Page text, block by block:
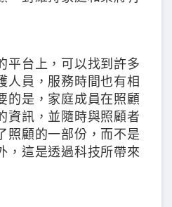
平台上，可以找到許多
人員，服務時間也有相
的是，家庭成員在照顧
資訊，並隨時與照顧者
照顧的一部份，而不是
，這是透過科技所帶來